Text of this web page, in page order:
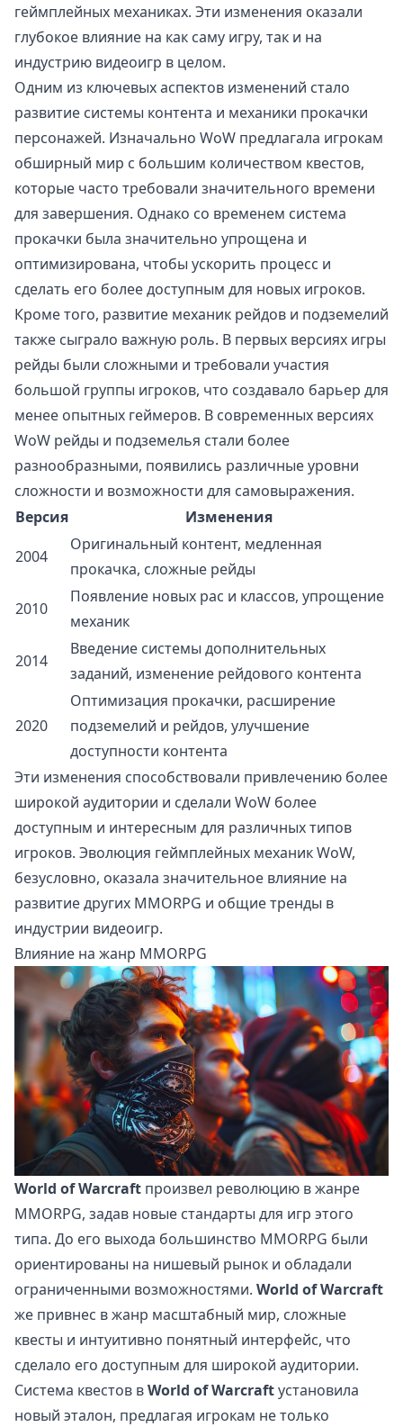
геймплейных механиках. Эти изменения оказали
глубокое влияние на как саму игру, так и на
индустрию видеоигр в целом.
Одним из ключевых аспектов изменений стало
развитие системы контента и механики прокачки
персонажей. Изначально WoW предлагала игрокам
обширный мир с большим количеством квестов,
которые часто требовали значительного времени
для завершения. Однако со временем система
прокачки была значительно упрощена и
оптимизирована, чтобы ускорить процесс и
сделать его более доступным для новых игроков.
Кроме того, развитие механик рейдов и подземелий
также сыграло важную роль. В первых версиях игры
рейды были сложными и требовали участия
большой группы игроков, что создавало барьер для
менее опытных геймеров. В современных версиях
WoW рейды и подземелья стали более
разнообразными, появились различные уровни
сложности и возможности для самовыражения.
Версия
Изменения
2004
Оригинальный контент, медленная
прокачка, сложные рейды
2010
Появление новых рас и классов, упрощение
механик
2014
Введение системы дополнительных
заданий, изменение рейдового контента
2020
Оптимизация прокачки, расширение
подземелий и рейдов, улучшение
доступности контента
Эти изменения способствовали привлечению более
широкой аудитории и сделали WoW более
доступным и интересным для различных типов
игроков. Эволюция геймплейных механик WoW,
безусловно, оказала значительное влияние на
развитие других MMORPG и общие тренды в
индустрии видеоигр.
Влияние на жанр MMORPG
World of Warcraft произвел революцию в жанре
MMORPG, задав новые стандарты для игр этого
типа. До его выхода большинство MMORPG были
ориентированы на нишевый рынок и обладали
ограниченными возможностями. World of Warcraft
же привнес в жанр масштабный мир, сложные
квесты и интуитивно понятный интерфейс, что
сделало его доступным для широкой аудитории.
Система квестов вWorld of Warcraftустановила
новый эталон, предлагая игрокам не только